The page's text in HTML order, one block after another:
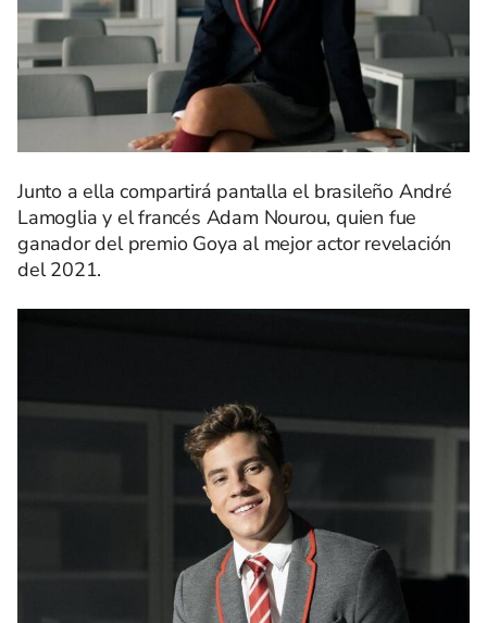
Junto a ella compartirá pantalla el brasileño André
Lamoglia y el francés Adam Nourou, quien fue
ganador del premio Goya al mejor actor revelación
del 2021.